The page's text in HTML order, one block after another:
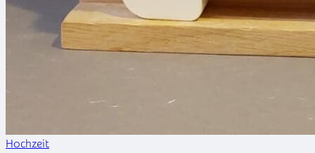
Posted
Hochzeit